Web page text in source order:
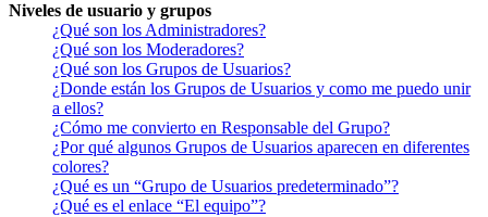
Niveles de usuario y grupos
¿Qué son los Administradores?
¿Qué son los Moderadores?
¿Qué son los Grupos de Usuarios?
¿Donde están los Grupos de Usuarios y como me puedo unir
a ellos?
¿Cómo me convierto en Responsable del Grupo?
¿Por qué algunos Grupos de Usuarios aparecen en diferentes
colores?
¿Qué es un “Grupo de Usuarios predeterminado”?
¿Qué es el enlace “El equipo”?